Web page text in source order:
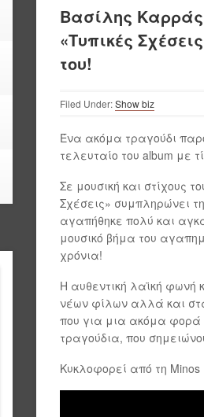
Βασίλης Καρράς
«Τυπικές
του!
Filed Under:Show biz
Ένα ακόμα τραγούδι
τελευταίο του album με
Σε μουσική και στίχους
Σχέσεις» συμπληρώνει
αγαπήθηκε πολύ και
μουσικό βήμα του
χρόνια!
Η αυθεντική λαϊκή φωνή
νέων φίλων αλλά και
που για μια ακόμα φορά
τραγούδια, που
Κυκλοφορεί από τη Minos